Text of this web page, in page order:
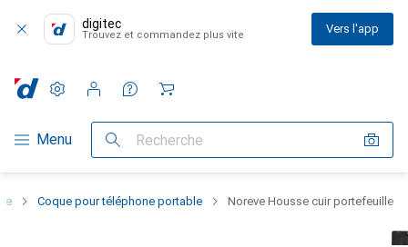
digitec
Trouvez et commandez plus vite Vers l'app
Navigation par catégorie
Menu Recherche
Paramètres
Compte client
Listes de comparaison
Listes d'envies
Panier
Coque pour téléphone portable Noreve Housse cuir portefeuille